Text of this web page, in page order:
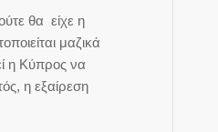
θα είχε η
μαζικά
η Κύπρος να
η εξαίρεση